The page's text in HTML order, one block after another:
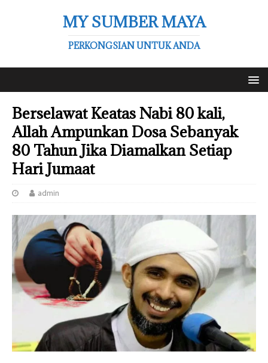
MY SUMBER MAYA
PERKONGSIAN UNTUK ANDA
Berselawat Keatas Nabi 80 kali,
Allah Ampunkan Dosa Sebanyak
80 Tahun Jika Diamalkan Setiap
Hari Jumaat
admin